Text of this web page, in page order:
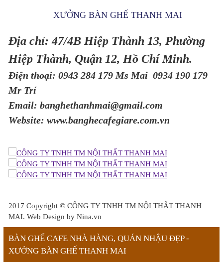
XƯỞNG BÀN GHẾ THANH MAI
Địa chỉ: 47/4B Hiệp Thành 13, Phường
Hiệp Thành, Quận 12, Hồ Chí Minh.
Điện thoại: 0943 284 179 Ms Mai 0934 190 179
Mr Trí
Email: banghethanhmai@gmail.com
Website: www.banghecafegiare.com.vn
2017 Copyright © CÔNG TY TNHH TM NỘI THẤT THANH
MAI. Web Design by Nina.vn
BÀN GHẾ CAFE NHÀ HÀNG, QUÁN NHẬU ĐẸP -
XƯỞNG BÀN GHẾ THANH MAI